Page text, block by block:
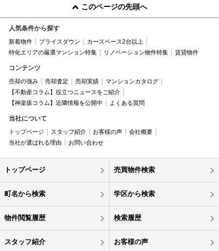
このページの先頭へ
人気条件から探す
新着物件 プライスダウン
カースペース2台以上
特化エリアの厳選マンション特集
リノベーション物件特集 賃貸物件
コンテンツ
売却の強み 売却査定 売却実績
マンションカタログ
【不動産コラム】役立つニュースをご紹介
【神楽坂コラム】近隣情報を公開中
よくある質問
当社について
トップページ スタッフ紹介 お客様の声
会社概要
当社が選ばれる理由
お問い合わせ
トップページ 売買物件検索
町名から検索 学区から検索
物件閲覧履歴 検索履歴
スタッフ紹介 お客様の声